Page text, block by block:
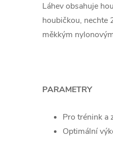
Láhev obsahuje
houbičkou, nechte
měkkým
PARAMETRY
Pro trénink a
Optimální